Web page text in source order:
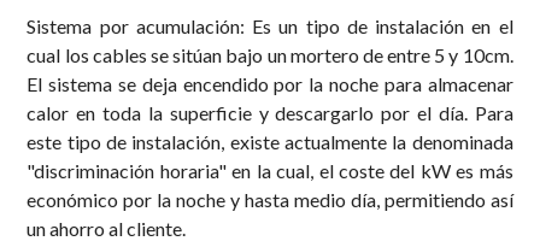
Sistema por acumulación: Es un tipo de instalación en el
cual los cables se sitúan bajo un mortero de entre 5 y 10cm.
El sistema se deja encendido por la noche para almacenar
calor en toda la superficie y descargarlo por el día. Para
este tipo de instalación, existe actualmente la denominada
"discriminación horaria" en la cual, el coste del kW es más
económico por la noche y hasta medio día, permitiendo así
un ahorro al cliente.